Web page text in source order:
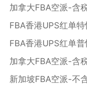
加拿大FBA空派-含
FBA香港UPS红单
FBA香港UPS红单
加拿大FBA空派-含
新加坡FBA空派-不